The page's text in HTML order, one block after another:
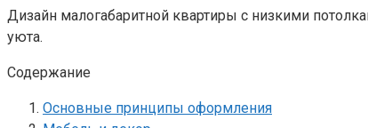
Дизайн малогабаритной квартиры с низкими
уюта.
Содержание
Основные принципы оформления